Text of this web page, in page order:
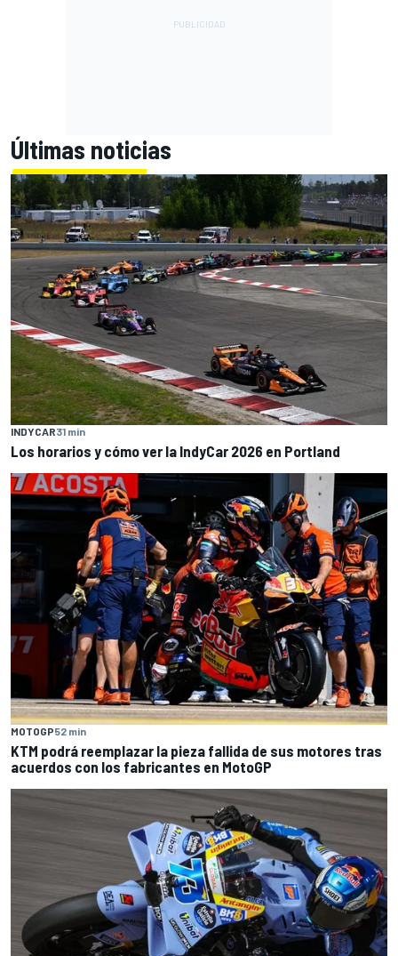
Últimas noticias
INDYCAR31 min
Los horarios y cómo ver la IndyCar 2026 en Portland
MOTOGP52 min
KTM podrá reemplazar la pieza fallida de sus motores tras
acuerdos con los fabricantes en MotoGP